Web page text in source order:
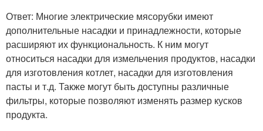
Ответ: Многие электрические мясорубки имеют
дополнительные насадки и принадлежности, которые
расширяют их функциональность. К ним могут
относиться насадки для измельчения продуктов, насадки
для изготовления котлет, насадки для изготовления
пасты и т.д. Также могут быть доступны различные
фильтры, которые позволяют изменять размер кусков
продукта.